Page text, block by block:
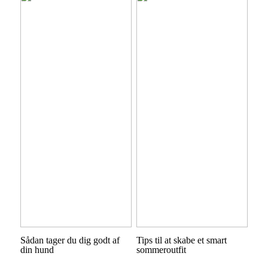
Sådan tager du dig godt af
din hund
Tips til at skabe et smart
sommeroutfit